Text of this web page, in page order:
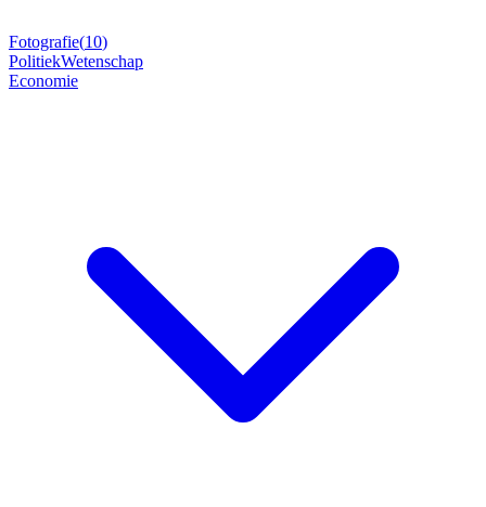
Fotografie(10)
PolitiekWetenschap
Economie